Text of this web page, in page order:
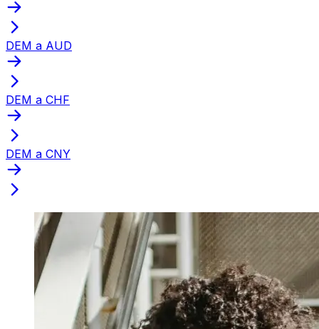
DEM a AUD
DEM a CHF
DEM a CNY